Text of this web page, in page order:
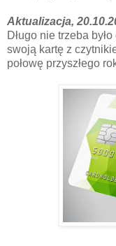
Aktualizacja,
Długo nie trzeba
swoją kartę z
połowę przyszłego